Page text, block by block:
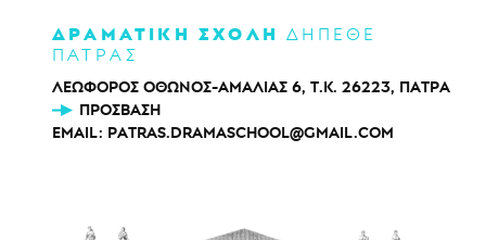
ΔΡΑΜΑΤΙΚΗ ΣΧΟΛΗ ΔΗΠΕΘΕ
ΠΑΤΡΑΣ
ΛΕΩΦΟΡΟΣ ΟΘΩΝΟΣ-ΑΜΑΛΙΑΣ 6, Τ.Κ. 26223, ΠΑΤΡΑ
ΠΡΌΣΒΑΣΗ
EMAIL: PATRAS.DRAMASCHOOL@GMAIL.COM